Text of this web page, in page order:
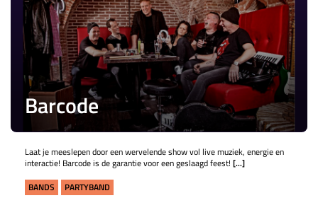
Barcode
Laat je meeslepen door een wervelende show vol live muziek, energie en
interactie! Barcode is de garantie voor een geslaagd feest! [...]
BANDS
PARTYBAND